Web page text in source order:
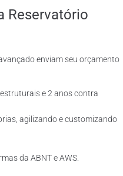
Reservatório
enviam seu orçamento
e 2 anos contra
agilizando e customizando
da ABNT e AWS.